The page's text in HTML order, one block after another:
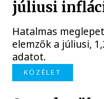
júliusi
Hatalmas
elemzők a júliusi,
adatot.
KÖZÉLET